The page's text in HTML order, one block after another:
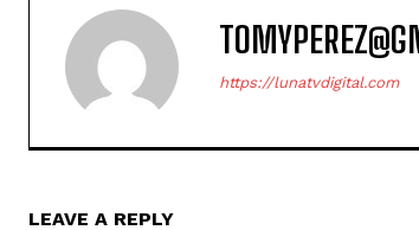
https://lunatvdigital.com
LEAVE A REPLY